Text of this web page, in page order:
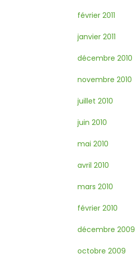
février 2011
janvier 2011
décembre 2010
novembre 2010
juillet 2010
juin 2010
mai 2010
avril 2010
mars 2010
février 2010
décembre 2009
octobre 2009